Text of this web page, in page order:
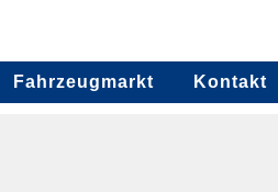
Fahrzeugmarkt Kontakt